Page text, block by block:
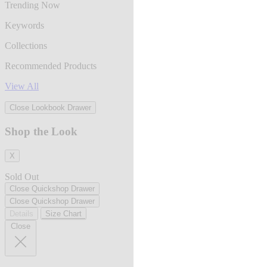
Trending Now
Keywords
Collections
Recommended Products
View All
Close Lookbook Drawer
Shop the Look
X
Sold Out
Close Quickshop Drawer
Close Quickshop Drawer
Size Chart
Close